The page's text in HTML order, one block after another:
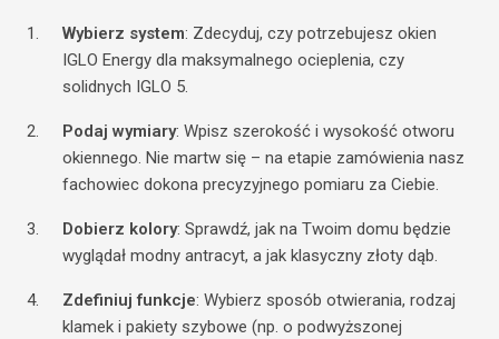
Wybierz system: Zdecyduj, czy potrzebujesz okien
IGLO Energy dla maksymalnego ocieplenia, czy
solidnych IGLO 5.
Podaj wymiary: Wpisz szerokość i wysokość otworu
okiennego. Nie martw się – na etapie zamówienia nasz
fachowiec dokona precyzyjnego pomiaru za Ciebie.
Dobierz kolory: Sprawdź, jak na Twoim domu będzie
wyglądał modny antracyt, a jak klasyczny złoty dąb.
Zdefiniuj funkcje: Wybierz sposób otwierania, rodzaj
klamek i pakiety szybowe (np. o podwyższonej